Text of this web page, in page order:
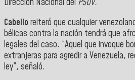
Dirección Nacional del PSUV.
Cabello reiteró que cualquier
bélicas contra la nación tendrá que
legales del caso. “Aquel que invoque
extranjeras para agredir a Venezuela,
ley”, señaló.